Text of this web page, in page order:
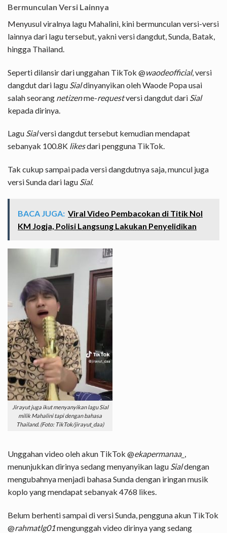
Bermunculan Versi Lainnya
Menyusul viralnya lagu Mahalini, kini bermunculan versi-versi
lainnya dari lagu tersebut, yakni versi dangdut, Sunda, Batak,
hingga Thailand.
Seperti dilansir dari unggahan TikTok @waodeofficial, versi
dangdut dari lagu Sialdinyanyikan oleh Waode Popa usai
salah seorang netizenme-requestversi dangdut dari Sial
kepada dirinya.
Lagu Sialversi dangdut tersebut kemudian mendapat
sebanyak 100.8K likesdari pengguna TikTok.
Tak cukup sampai pada versi dangdutnya saja, muncul juga
versi Sunda dari lagu Sial.
BACA JUGA: Viral Video Pembacokan di Titik Nol
KM Jogja, Polisi Langsung Lakukan Penyelidikan
Jirayut juga ikut menyanyikan lagu Sial
milik Mahalini tapi dengan bahasa
Thailand. (Foto: TikTok/jirayut_daa)
Unggahan video oleh akun TikTok @ekapermanaa_ ,
menunjukkan dirinya sedang menyanyikan lagu Sialdengan
mengubahnya menjadi bahasa Sunda dengan iringan musik
koplo yang mendapat sebanyak 4768 likes.
Belum berhenti sampai di versi Sunda, pengguna akun TikTok
@rahmatlg01mengunggah video dirinya yang sedang